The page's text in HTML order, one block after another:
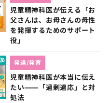
児童精神科医が伝える「お
父さんは、お母さんの母性
を発揮するためのサポート
役」
児童精神科医が本当に伝え
たい――「過剰適応」と対
処法
発達/発育